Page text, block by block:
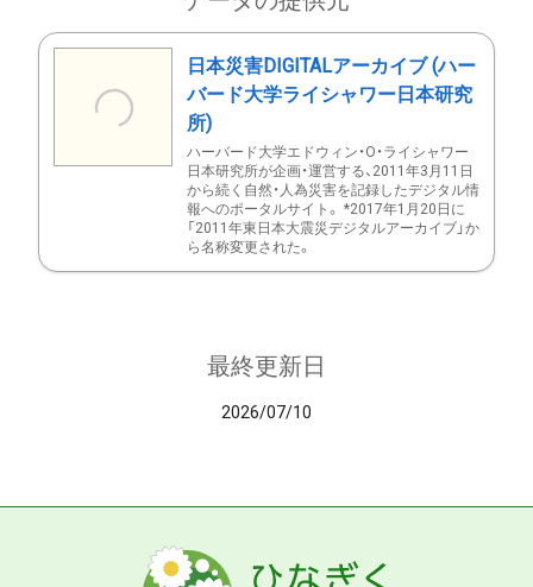
日本災害DIGITALアーカイブ (ハー
バード大学ライシャワー日本研究
所)
ハーバード大学エドウィン・O・ライシャワー
日本研究所が企画・運営する、2011年3月11日
から続く自然・人為災害を記録したデジタル情
報へのポータルサイト。 *2017年1月20日に
「2011年東日本大震災デジタルアーカイブ」か
ら名称変更された。
最終更新日
2026/07/10